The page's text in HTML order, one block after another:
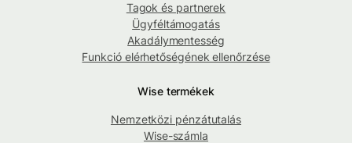
Tagok és partnerek
Ügyféltámogatás
Akadálymentesség
Funkció elérhetőségének ellenőrzése
Wise termékek
Nemzetközi pénzátutalás
Wise-számla